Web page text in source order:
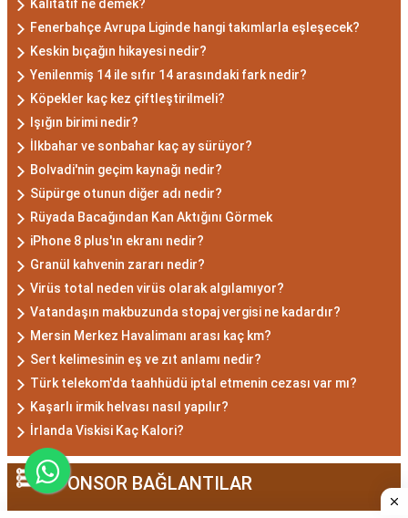
Akrep Burcu Erkeği
Özellikleri: Güçlü ve
Karizmatik
Akrep burcu erkeği, genellikle güçlü bir karaktere
ve derin bir içsel güce sahiptir. Karizmatik ve
etkileyici kişilikleriyle dikkat çekerler. Akrep burcu
erkekleri, duygusal derinlikleri ve tutkulu
yaklaşımlarıyla ilişkilerde derin bağlar kurabilirler.
Ancak, bazen kıskançlık eğilimleri de
gösterebilirler.
Akrep Burcu Kadını
Özellikleri: Çekici ve Zeki
Akrep burcu kadını, çekici ve gizemli bir aura ile
çevrili olan kadınlardır. Zekalarını kullanarak
çözüm odaklı düşünürler ve hedeflerine ulaşmak
için kararlılıkla çalışırlar. Aynı zamanda duygusal
Kalitatif ne demek?
Fenerbahçe Avrupa Liginde hangi takımlarla eşleşecek?
Keskin bıçağın hikayesi nedir?
Yenilenmiş 14 ile sıfır 14 arasındaki fark nedir?
Köpekler kaç kez çiftleştirilmeli?
Işığın birimi nedir?
İlkbahar ve sonbahar kaç ay sürüyor?
Bolvadi'nin geçim kaynağı nedir?
Süpürge otunun diğer adı nedir?
Rüyada Bacağından Kan Aktığını Görmek
iPhone 8 plus'ın ekranı nedir?
Granül kahvenin zararı nedir?
Virüs total neden virüs olarak algılamıyor?
Vatandaşın makbuzunda stopaj vergisi ne kadardır?
Mersin Merkez Havalimanı arası kaç km?
Sert kelimesinin eş ve zıt anlamı nedir?
Türk telekom'da taahhüdü iptal etmenin cezası var mı?
Kaşarlı irmik helvası nasıl yapılır?
İrlanda Viskisi Kaç Kalori?
SPONSOR BAĞLANTILAR